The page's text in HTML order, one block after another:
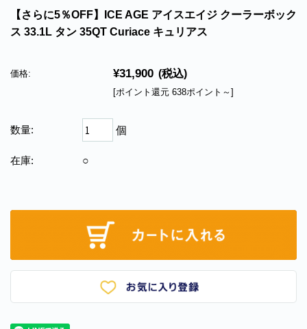
【さらに5％OFF】ICE AGE アイスエイジ クーラーボック
ス 33.1L タン 35QT Curiace キュリアス
価格: ¥31,900 (税込)
[ポイント還元 638ポイント～]
数量: 個
在庫: ○